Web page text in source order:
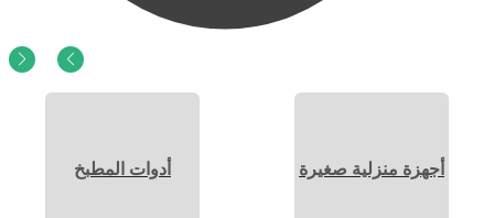
أجهزة منزلية صغيرة أدوات المطبخ